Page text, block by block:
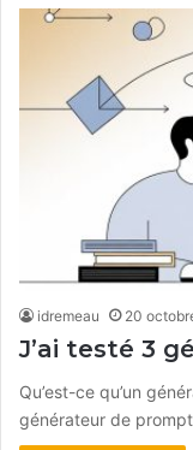
idremeau 20
J’ai testé 3
Qu’est-ce qu’un
générateur de